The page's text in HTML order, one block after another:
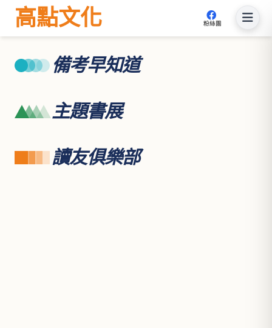
高點文化 粉絲團
備考早知道
主題書展
讀友俱樂部